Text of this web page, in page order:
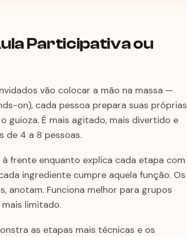
Participativa ou
vão colocar a mão na massa —
on), cada pessoa prepara suas próprias
guioza. É mais agitado, mais divertido e
de 4 a 8 pessoas.
frente enquanto explica cada etapa com
ingrediente cumpre aquela função. Os
anotam. Funciona melhor para grupos
limitado.
as etapas mais técnicas e os